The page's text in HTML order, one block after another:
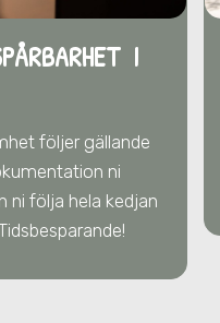
I
följer gällande
ni
ni följa hela kedjan